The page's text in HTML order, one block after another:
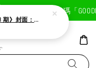
首次註冊輸入折扣碼「
《大誌雜誌 4月號 第 193 期》封面：Solar 頌樂